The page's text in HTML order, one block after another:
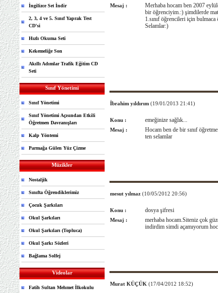
İngilizce Set İndir
2, 3, 4 ve 5. Sınıf Yaprak Test
CD'si
Hızlı Okuma Seti
Kekemeliğe Son
Akıllı Adımlar Trafik Eğitim CD
Seti
Sınıf Yönetimi
Sınıf Yönetimi
Sınıf Yönetimi Açısından Etkili
Öğretmen Davranışları
Kalp Yöntemi
Parmağa Gülen Yüz Çizme
Müzikler
Nostaljik
Sınıfta Öğrendiklerimiz
Çocuk Şarkıları
Okul Şarkıları
Okul Şarkıları (Topluca)
Okul Şarkı Sözleri
Bağlama Solfej
Videolar
Fatih Sultan Mehmet İlkokulu
Mesaj :
Merhaba hocam ben 2007
bir öğrenciyim.:) şimdilerde
1.sınıf öğrencileri için
Selamlar:)
İbrahim yıldırım (19/01/2013 21:41)
Konu : emeğinize sağlık...
Mesaj :
Hocam ben de bir sınıf
ten selamlar
mesut yılmaz (10/05/2012 20:56)
Konu : dosya şifresi
Mesaj :
merhaba hocam.Siteniz çok
indirdim simdi açamıyorum
Murat KÜÇÜK (17/04/2012 18:52)